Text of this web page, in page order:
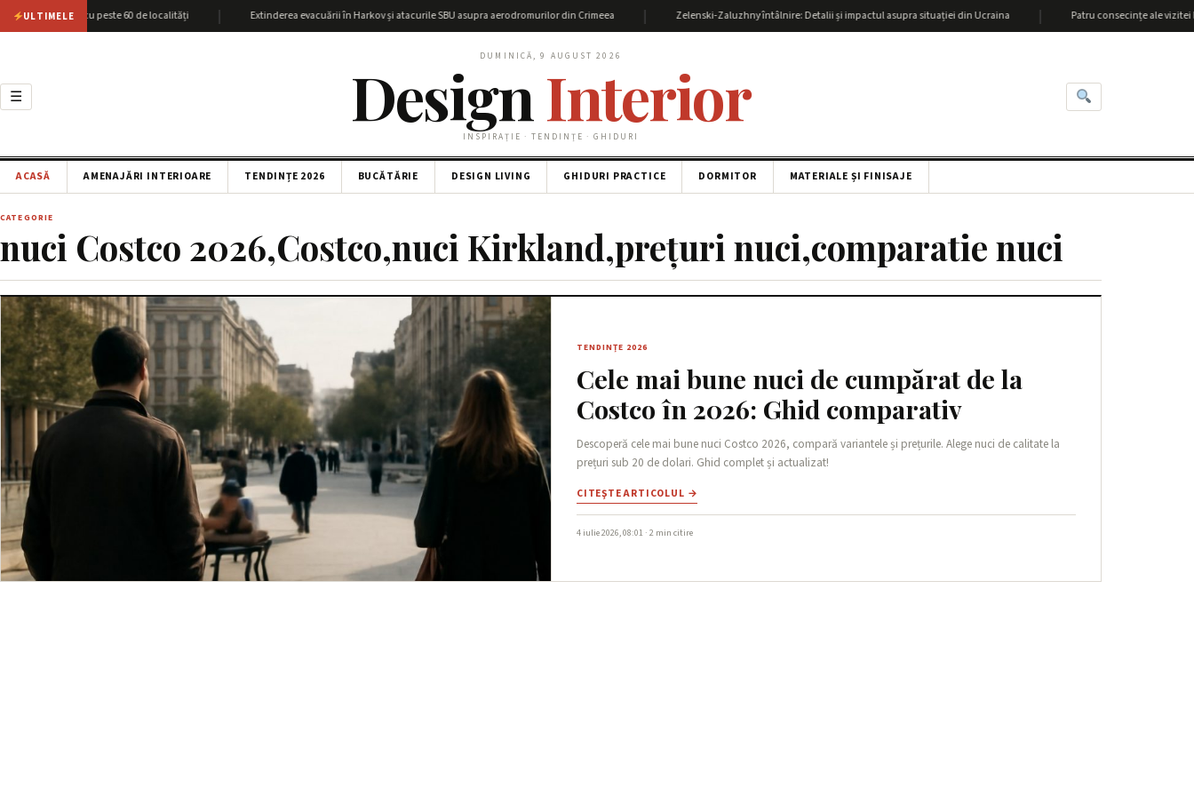
ULTIMELE
Harkov cu peste 60 de localități Extinderea evacuării în Harkov și atacurile SBU asupra aerodromurilor din Crimeea Zelenski-Zaluzhny întâlnire: Detalii și impactul asupra situației din Ucraina Patru consecințe ale vizitei lui
☰
DUMINICĂ, 9 AUGUST 2026
DesignInterior
INSPIRAȚIE · TENDINȚE · GHIDURI
ACASĂ AMENAJĂRI INTERIOARE TENDINȚE 2026 BUCĂTĂRIE DESIGN LIVING GHIDURI PRACTICE DORMITOR MATERIALE ȘI FINISAJE
CATEGORIE
nuci Costco 2026,Costco,nuci Kirkland,prețuri nuci,comparatie nuci
TENDINȚE 2026
Cele mai bune nuci de cumpărat de la
Costco în 2026: Ghid comparativ
Descoperă cele mai bune nuci Costco 2026, compară variantele și prețurile. Alege nuci de calitate la
prețuri sub 20 de dolari. Ghid complet și actualizat!
CITEŞTE ARTICOLUL →
4 iulie 2026, 08:01 · 2 min citire